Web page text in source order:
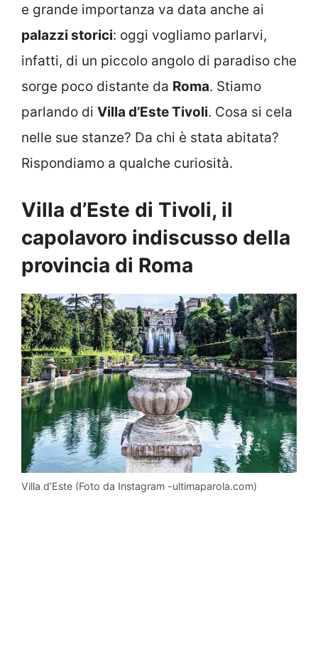
e grande importanza va data anche ai
palazzi storici: oggi vogliamo parlarvi,
infatti, di un piccolo angolo di paradiso che
sorge poco distante da Roma. Stiamo
parlando di Villa d’Este Tivoli. Cosa si cela
nelle sue stanze? Da chi è stata abitata?
Rispondiamo a qualche curiosità.
Villa d’Este di Tivoli, il
capolavoro indiscusso della
provincia di Roma
Villa d’Este (Foto da Instagram -ultimaparola.com)